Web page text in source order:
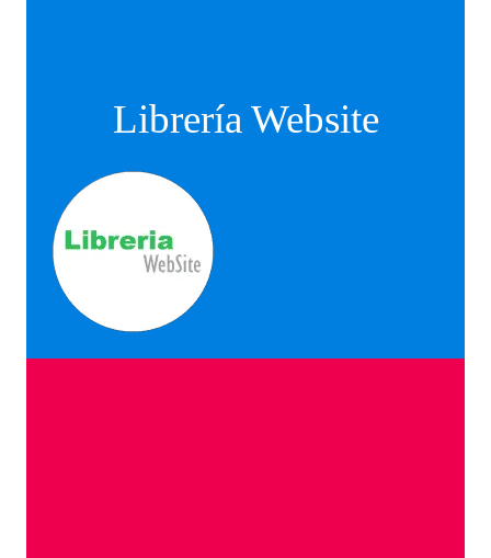
Librería Website